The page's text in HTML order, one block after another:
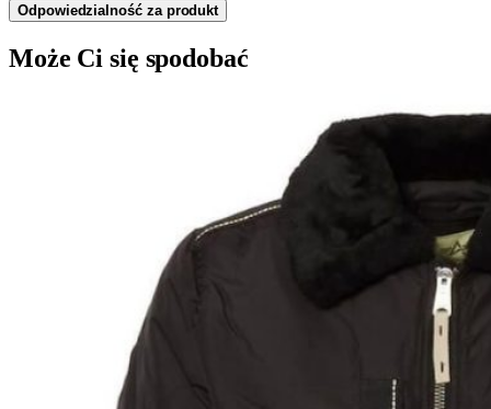
Odpowiedzialność za produkt
Może Ci się spodobać